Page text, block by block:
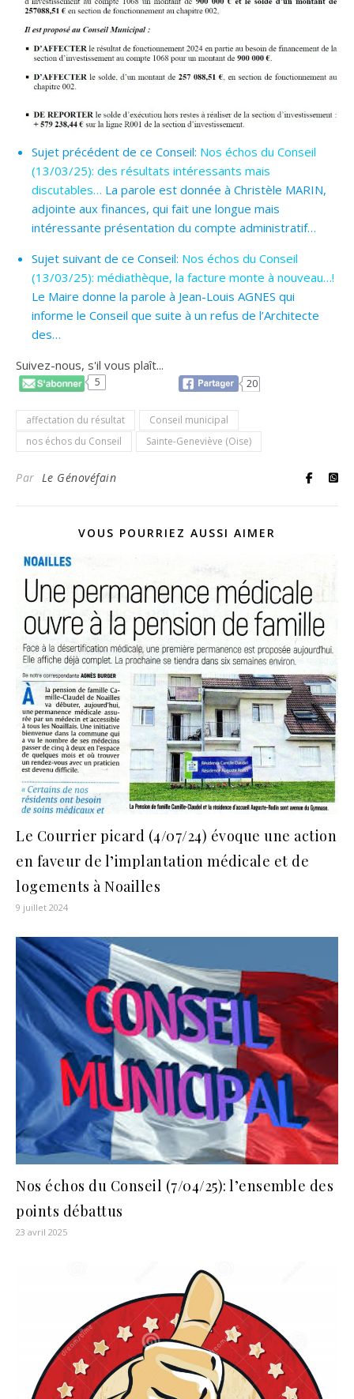
Sujet précédent de ce Conseil: Nos échos du Conseil
(13/03/25): des résultats intéressants mais
discutables… La parole est donnée à Christèle MARIN,
adjointe aux finances, qui fait une longue mais
intéressante présentation du compte administratif…
Sujet suivant de ce Conseil: Nos échos du Conseil
(13/03/25): médiathèque, la facture monte à nouveau…!
Le Maire donne la parole à Jean-Louis AGNES qui
informe le Conseil que suite à un refus de l’Architecte
des…
Suivez-nous, s'il vous plaît...
5 20
affectation du résultat
Conseil municipal
nos échos du Conseil
Sainte-Geneviève (Oise)
Par Le Génovéfain
VOUS POURRIEZ AUSSI AIMER
Le Courrier picard (4/07/24) évoque une action
en faveur de l’implantation médicale et de
logements à Noailles
9 juillet 2024
Nos échos du Conseil (7/04/25): l’ensemble des
points débattus
23 avril 2025